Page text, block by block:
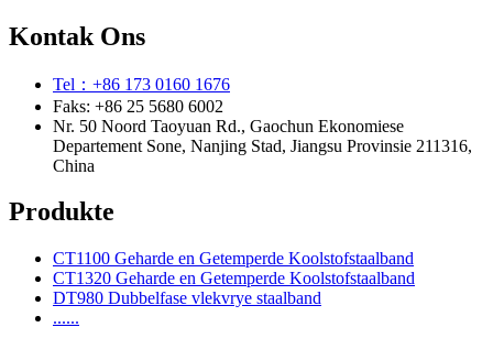
Kontak Ons
Tel：+86 173 0160 1676
Faks: +86 25 5680 6002
Nr. 50 Noord Taoyuan Rd., Gaochun Ekonomiese
Departement Sone, Nanjing Stad, Jiangsu Provinsie 211316,
China
Produkte
CT1100 Geharde en Getemperde Koolstofstaalband
CT1320 Geharde en Getemperde Koolstofstaalband
DT980 Dubbelfase vlekvrye staalband
......